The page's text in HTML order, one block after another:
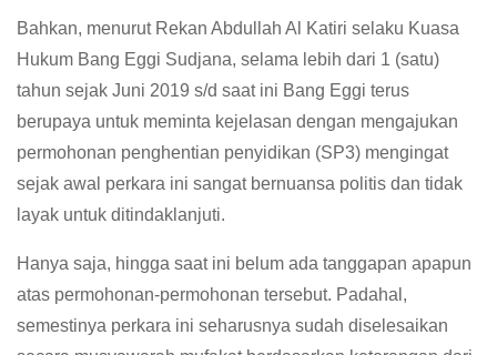
Bahkan, menurut Rekan Abdullah Al Katiri selaku Kuasa
Hukum Bang Eggi Sudjana, selama lebih dari 1 (satu)
tahun sejak Juni 2019 s/d saat ini Bang Eggi terus
berupaya untuk meminta kejelasan dengan mengajukan
permohonan penghentian penyidikan (SP3) mengingat
sejak awal perkara ini sangat bernuansa politis dan tidak
layak untuk ditindaklanjuti.
Hanya saja, hingga saat ini belum ada tanggapan apapun
atas permohonan-permohonan tersebut. Padahal,
semestinya perkara ini seharusnya sudah diselesaikan